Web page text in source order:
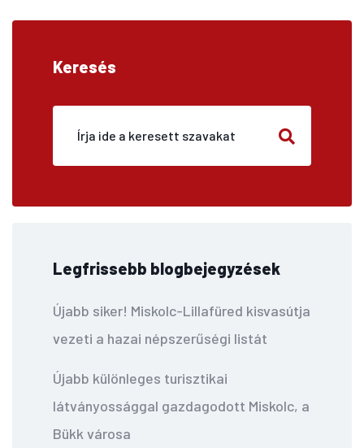
Keresés
Legfrissebb blogbejegyzések
Újabb siker! Miskolc-Lillafüred kisvasútja
vezeti a hazai népszerűségi listát
Újabb különleges turisztikai
látványossággal gazdagodott Miskolc, a
Bükk városa